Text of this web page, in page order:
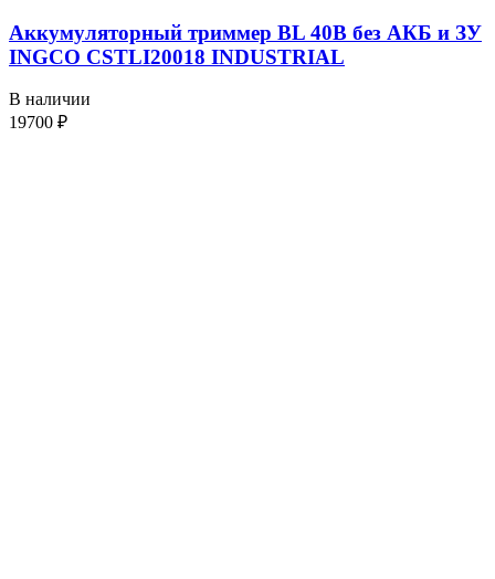
Аккумуляторный триммер BL 40В без АКБ и ЗУ
INGCO CSTLI20018 INDUSTRIAL
В наличии
19700 ₽